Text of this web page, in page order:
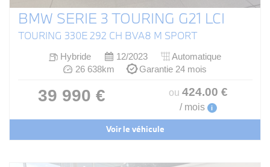
BMW SERIE 3 TOURING G21 LCI
TOURING 330E 292 CH BVA8 M SPORT
Hybride 12/2023
Automatique
26 638km
Garantie 24 mois
39 990 € ou 424.00 €
/ mois i
Voir le véhicule